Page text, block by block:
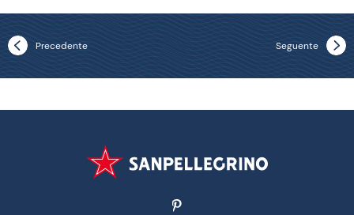
Precedente Seguente